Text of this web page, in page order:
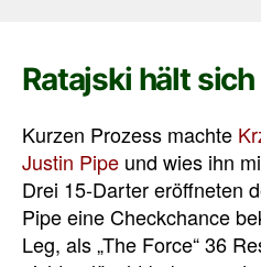
Ratajski hält
Kurzen Prozess machte
Justin Pipe und wies ihn
Drei 15-Darter eröffneten
Pipe eine Checkchance
Leg, als „The Force“ 36